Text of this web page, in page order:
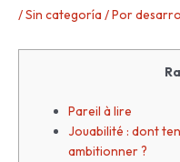
/Sin categoría / Por
Pareil à lire
Jouabilité : dont
ambitionner ?